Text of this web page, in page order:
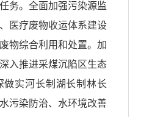
务。全面加强污染源监
医疗废物收运体系建设
物综合利用和处置。加
入推进采煤沉陷区生态
实河长制湖长制林长
污染防治、水环境改善